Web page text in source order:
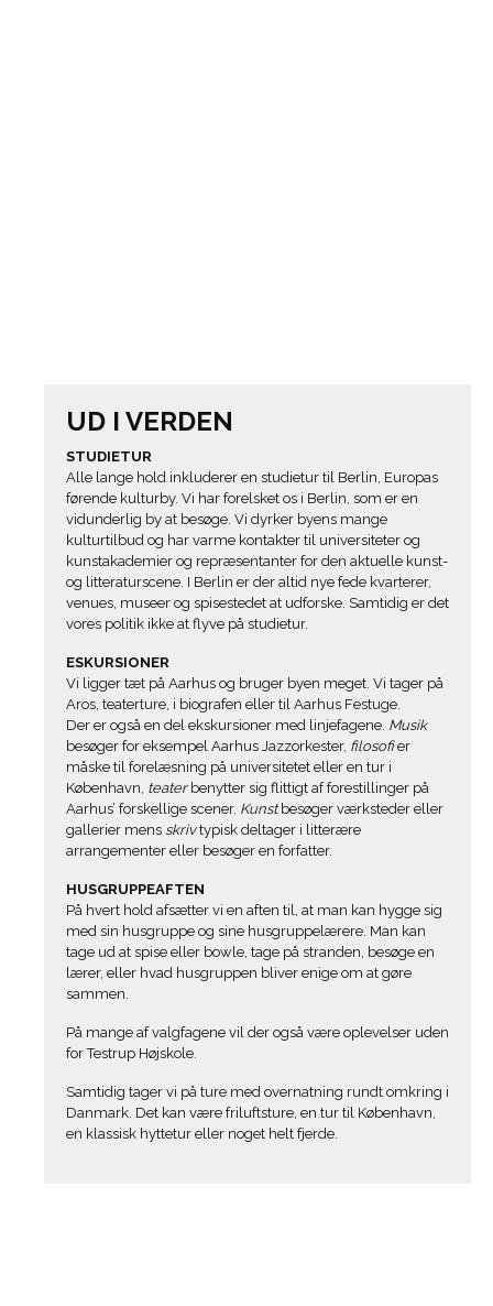
UD I VERDEN
STUDIETUR
Alle lange hold inkluderer en studietur til Berlin, Europas
førende kulturby. Vi har forelsket os i Berlin, som er en
vidunderlig by at besøge. Vi dyrker byens mange
kulturtilbud og har varme kontakter til universiteter og
kunstakademier og repræsentanter for den aktuelle kunst-
og litteraturscene. I Berlin er der altid nye fede kvarterer,
venues, museer og spisestedet at udforske. Samtidig er det
vores politik ikke at flyve på studietur.
ESKURSIONER
Vi ligger tæt på Aarhus og bruger byen meget. Vi tager på
Aros, teaterture, i biografen eller til Aarhus Festuge.
Der er også en del ekskursioner med linjefagene. Musik
besøger for eksempel Aarhus Jazzorkester, filosofier
måske til forelæsning på universitetet eller en tur i
København, teaterbenytter sig flittigt af forestillinger på
Aarhus’ forskellige scener. Kunstbesøger værksteder eller
gallerier mens skrivtypisk deltager i litterære
arrangementer eller besøger en forfatter.
HUSGRUPPEAFTEN
På hvert hold afsætter vi en aften til, at man kan hygge sig
med sin husgruppe og sine husgruppelærere. Man kan
tage ud at spise eller bowle, tage på stranden, besøge en
lærer, eller hvad husgruppen bliver enige om at gøre
sammen.
På mange af valgfagene vil der også være oplevelser uden
for Testrup Højskole.
Samtidig tager vi på ture med overnatning rundt omkring i
Danmark. Det kan være friluftsture, en tur til København,
en klassisk hyttetur eller noget helt fjerde.